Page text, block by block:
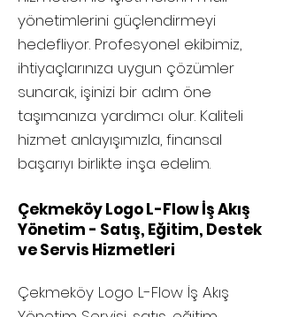
yönetimlerini güçlendirmeyi
hedefliyor. Profesyonel ekibimiz,
ihtiyaçlarınıza uygun çözümler
sunarak, işinizi bir adım öne
taşımanıza yardımcı olur. Kaliteli
hizmet anlayışımızla, finansal
başarıyı birlikte inşa edelim.
Çekmeköy Logo L-Flow İş Akış
Yönetim - Satış, Eğitim, Destek
ve Servis Hizmetleri
Çekmeköy Logo L-Flow İş Akış